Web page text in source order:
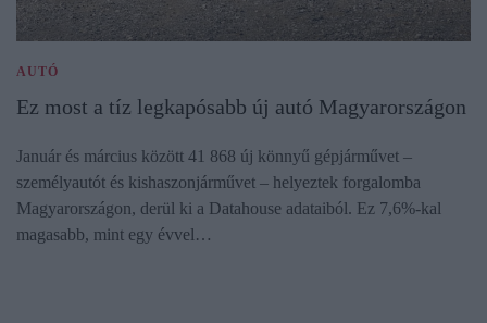
AUTÓ
Ez most a tíz legkapósabb új autó Magyarországon
Január és március között 41 868 új könnyű gépjárművet –
személyautót és kishaszonjárművet – helyeztek forgalomba
Magyarországon, derül ki a Datahouse adataiból. Ez 7,6%-kal
magasabb, mint egy évvel…